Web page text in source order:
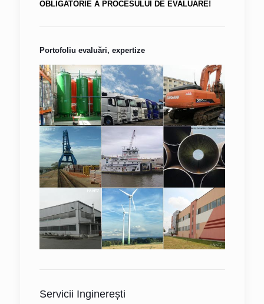
OBLIGATORIE A PROCESULUI DE EVALUARE!
Portofoliu evaluări, expertize
Servicii Inginerești